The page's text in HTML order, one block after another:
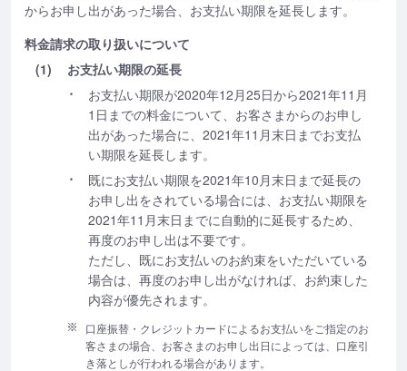
からお申し出があった場合、お支払い期限を延長します。
料金請求の取り扱いについて
(1)
お支払い期限の延長
お支払い期限が2020年12月25日から2021年11月
1日までの料金について、お客さまからのお申し
出があった場合に、2021年11月末日までお支払
い期限を延長します。
既にお支払い期限を2021年10月末日まで延長の
お申し出をされている場合には、お支払い期限を
2021年11月末日までに自動的に延長するため、
再度のお申し出は不要です。
ただし、既にお支払いのお約束をいただいている
場合は、再度のお申し出がなければ、お約束した
内容が優先されます。
口座振替・クレジットカードによるお支払いをご指定のお
客さまの場合、お客さまのお申し出日によっては、口座引
き落としが行われる場合があります。